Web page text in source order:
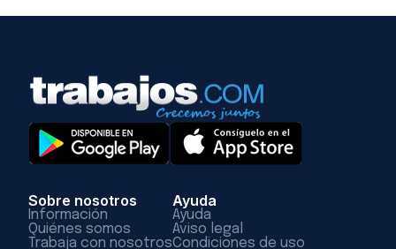
Sobre nosotros
Información
Quiénes somos
Trabaja con nosotros
Ayuda
Ayuda
Aviso legal
Condiciones de uso